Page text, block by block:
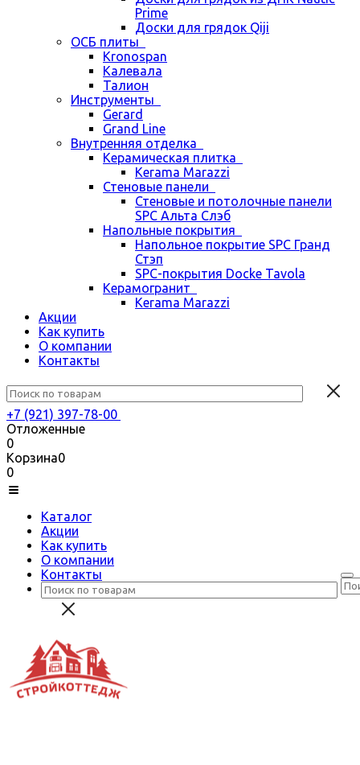
Prime
Доски для грядок Qiji
ОСБ плиты
Kronospan
Калевала
Талион
Инструменты
Gerard
Grand Line
Внутренняя отделка
Керамическая плитка
Kerama Marazzi
Стеновые панели
Стеновые и потолочные панели
SPC Альта Слэб
Напольные покрытия
Напольное покрытие SPC Гранд
Стэп
SPC-покрытия Docke Tavola
Керамогранит
Kerama Marazzi
Акции
Как купить
О компании
Контакты
+7 (921) 397-78-00
Отложенные
0
Корзина0
0
Каталог
Акции
Как купить
О компании
Контакты